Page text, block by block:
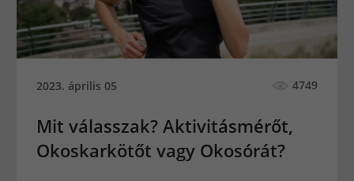
2023. április 05 4749
Mit válasszak? Aktivitásmérőt,
Okoskarkötőt vagy Okosórát?